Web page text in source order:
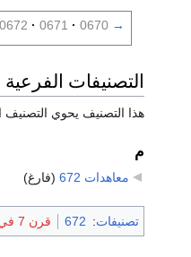
→
0670
0671
0672
التصنيفات الفرعية
هذا التصنيف يحوي التصنيف
م
معاهدات 672 (فارغ)
تصنيفات:
672 قرن 7 في القانون